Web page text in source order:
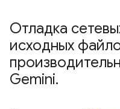
Отладка
исходных
Gemini.